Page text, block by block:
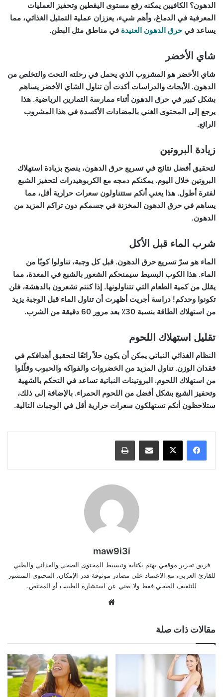
الدهون؟ الكافيين يمكنه رفع مستوى اليقطين وتحفيز العمليات
المعرفية في الدماغ، وأهم شيء، يعززان عملية التمثيل الغذائي، مما
يساعد في حرق الدهون العنيدة في مناطق مثل البطن.
شاي الأخضر
شاي الأخضر هو المشروب الذي يحمل في رحلته النحت والتخلص من
الدهون. الأبحاث والدراسات أكدت أن تناول الشاي الأخضر يساهم
بشكل كبير في حرق الدهون أثناء ممارسة التمارين الرياضية. هذا
يرجع إلى المحتوى الغني بالمضادات الأكسدة في هذا المشروب
الرائع.
زيادة البروتين
لتحقيق أفضل نتائج في تسريع حرق الدهون، ينصح بزيادة استهلاك
البروتين خلال اليوم. يمكنكم دمجه مع الكربوهيدرات لتحفيز الشبع
لفترة أطول. هذا يعني أنكم ستتناولون سعرات حرارية أقل، مما
يساهم في حرق الدهون المخزنة في جسمكم دون تراكم المزيد من
الدهون.
شرب الماء قبل الأكل
الماء هو سرّ تسريع حرق الدهون. قبل كل وجبة، تناولوا كوبًا من
الماء. هذا الكوب البسيط سيمنحكم الشعور بالشبع في المعدة، مما
يقلل من كمية الطعام التي تتناولونها. إذا كنتم تشعرون بالدهشة، فلن
تكونوا وحدكم! دراسة أجريت أظهرت أن تناول الماء قبل الوجبة يزيد
من استهلاك الطاقة بنسبة 30٪ بعد مرور 60 دقيقة من الشرب.
تقليل استهلاك اللحوم
النظام الغذائي النباتي يمكن أن يكون حلاً رائعًا لتحقيق أهدافكم في
فقدان الوزن. تناول المزيد من الخضروات والفواكه والحبوب وقلّلوا
من استهلاك اللحوم. البروتينات النباتية تساعد في التحكم بالشهية
وتحفيز الشبع بشكل أفضل من اللحوم الحمراء. بالإضافة إلى ذلك،
ستلاحظون أنكم تستهلكون سعرات حرارية أقل في الوجبات التالية.
مشاركة عبر البريد طباعة
maw9i3i
فريق تحرير موقعي يهتم بكتابة وتبسيط المحتوى الصحي والغذائي والطبي
للقارئ العربي، مع الاعتماد على مصادر موثوقة قدر الإمكان. المحتوى المنشور
للتثقيف الصحي فقط ولا يغني عن استشارة الطبيب أو المختص.
مقالات ذات صلة